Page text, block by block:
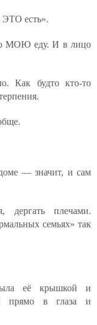
ЭТО есть».
МОЮ еду. И в лицо
Как будто кто-то
— значит, и сам
дергать плечами.
семьях» так
её крышкой и
прямо в глаза и